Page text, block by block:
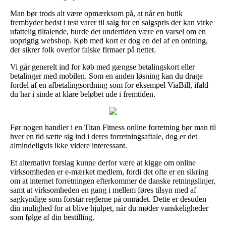
Man bør trods alt være opmærksom på, at når en butik
frembyder bedst i test varer til salg for en salgspris der kan virke
ufattelig tiltalende, burde det undertiden være en varsel om en
uoprigtig webshop. Køb med kort er dog en del af en ordning,
der sikrer folk overfor falske firmaer på nettet.
Vi går generelt ind for køb med gængse betalingskort eller
betalinger med mobilen. Som en anden løsning kan du drage
fordel af en afbetalingsordning som for eksempel ViaBill, ifald
du har i sinde at klare beløbet ude i fremtiden.
Før nogen handler i en Titan Fitness online forretning bør man til
hver en tid sætte sig ind i deres forretningsaftale, dog er det
almindeligvis ikke videre interessant.
Et alternativt forslag kunne derfor være at kigge om online
virksomheden er e-mærket medlem, fordi det ofte er en sikring
om at internet forretningen efterkommer de danske retningslinjer,
samt at virksomheden en gang i mellem føres tilsyn med af
sagkyndige som forstår reglerne på området. Dette er desuden
din mulighed for at blive hjulpet, når du møder vanskeligheder
som følge af din bestilling.